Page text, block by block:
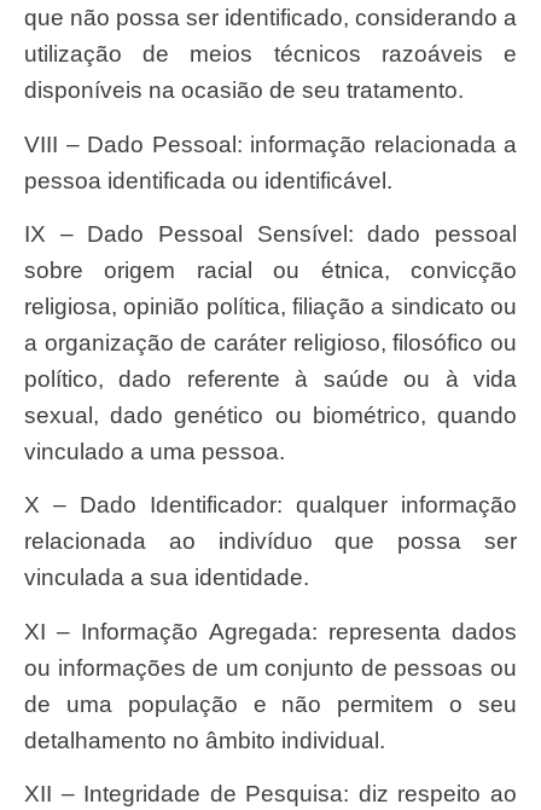
que não possa ser identificado, considerando a
utilização de meios técnicos razoáveis e
disponíveis na ocasião de seu tratamento.
VIII – Dado Pessoal: informação relacionada a
pessoa identificada ou identificável.
IX – Dado Pessoal Sensível: dado pessoal
sobre origem racial ou étnica, convicção
religiosa, opinião política, filiação a sindicato ou
a organização de caráter religioso, filosófico ou
político, dado referente à saúde ou à vida
sexual, dado genético ou biométrico, quando
vinculado a uma pessoa.
X – Dado Identificador: qualquer informação
relacionada ao indivíduo que possa ser
vinculada a sua identidade.
XI – Informação Agregada: representa dados
ou informações de um conjunto de pessoas ou
de uma população e não permitem o seu
detalhamento no âmbito individual.
XII – Integridade de Pesquisa: diz respeito ao